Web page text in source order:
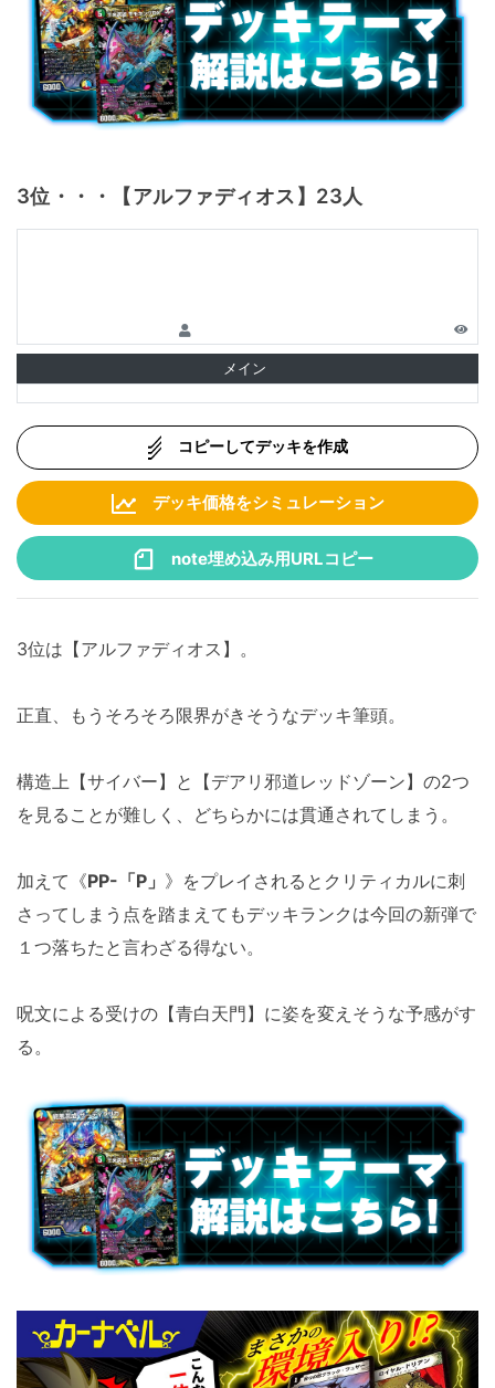
3位・・・【アルファディオス】23人
メイン
コピーしてデッキを作成
デッキ価格をシミュレーション
note埋め込み用URLコピー
3位は【アルファディオス】。
正直、もうそろそろ限界がきそうなデッキ筆頭。
構造上【サイバー】と【デアリ邪道レッドゾーン】の2つ
を見ることが難しく、どちらかには貫通されてしまう。
加えて《PP-「P」 》をプレイされるとクリティカルに刺
さってしまう点を踏まえてもデッキランクは今回の新弾で
１つ落ちたと言わざる得ない。
呪文による受けの【青白天門】に姿を変えそうな予感がす
る。